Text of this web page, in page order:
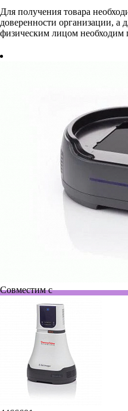
Для получения товара
доверенности организации, а
физическим лицом необходим
Совместим с